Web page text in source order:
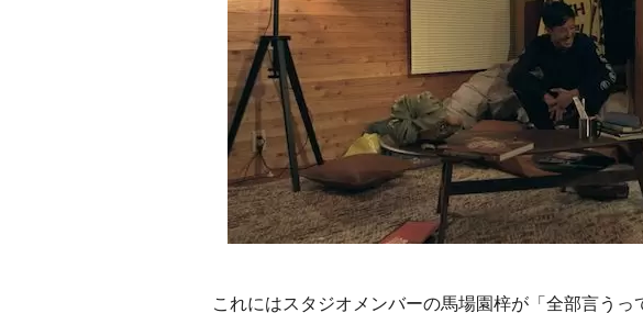
これにはスタジオメンバーの馬場園梓が「全部言う